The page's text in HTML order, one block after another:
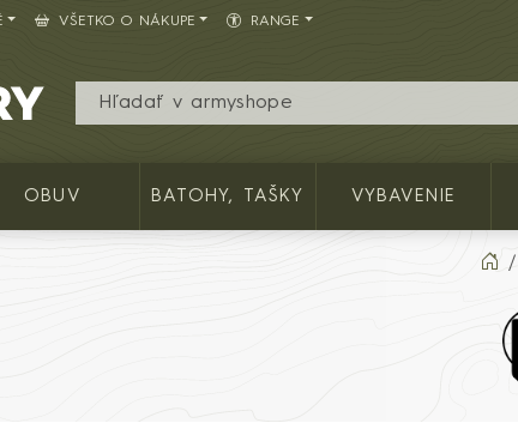
VŠETKO O NÁKUPE RANGE
MILITARY RANGE SK
OBUV BATOHY, TAŠKY VYBAVENIE